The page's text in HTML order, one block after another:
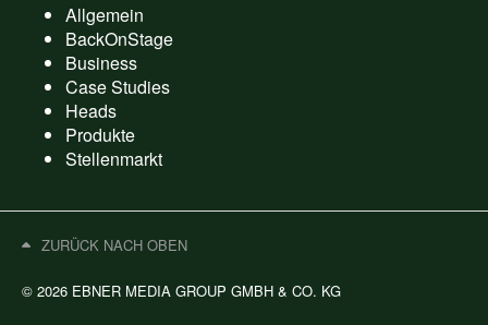
Allgemein
BackOnStage
Business
Case Studies
Heads
Produkte
Stellenmarkt
© 2026 EBNER MEDIA GROUP GMBH & CO. KG
ZURÜCK NACH OBEN